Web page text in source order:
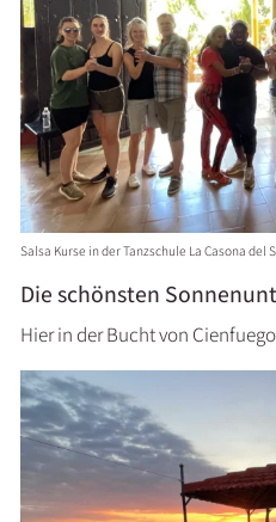
Salsa Kurse in der Tanzschule La Casona del
Die schönsten
Hier in der Bucht von